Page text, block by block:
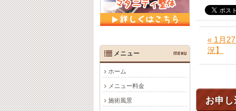
« 1月
況】
お申
メニュー MENU
ホーム
メニュー料金
施術風景